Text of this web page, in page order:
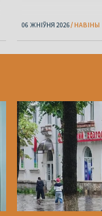
06 ЖНІЎНЯ 2026 НАВІНЫ